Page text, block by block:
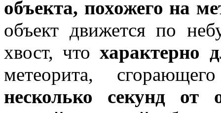
объекта, похожего на
объект движется по
хвост, чтохарактерно
метеорита,
несколько секунд от